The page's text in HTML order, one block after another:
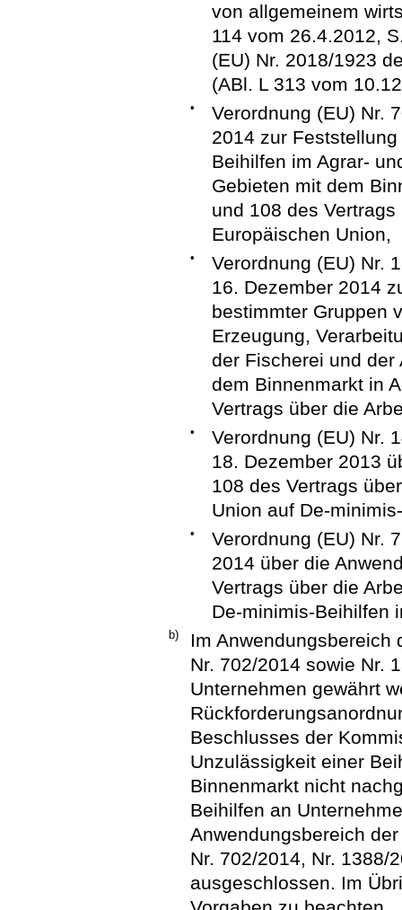
von allgemeinem
114 vom 26.4.2012,
(EU) Nr. 2018/1923
(ABl. L 313 vom
•
Verordnung (EU) Nr.
2014 zur
Beihilfen im Agrar-
Gebieten mit dem
und 108 des
Europäischen Union,
•
Verordnung (EU) Nr.
16. Dezember 2014
bestimmter Gruppen
Erzeugung,
der Fischerei und
dem Binnenmarkt in
Vertrags über die
•
Verordnung (EU) Nr.
18. Dezember 2013
108 des Vertrags
Union auf De-
•
Verordnung (EU) Nr.
2014 über die
Vertrags über die
De-minimis-Beihilfen
b)
Im Anwendungsbereich
Nr. 702/2014 sowie Nr.
Unternehmen gewährt
Beschlusses der
Unzulässigkeit einer
Binnenmarkt nicht
Beihilfen an
Anwendungsbereich
Nr. 702/2014, Nr. 1388/
ausgeschlossen. Im